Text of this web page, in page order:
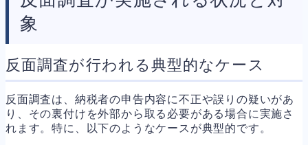
象
反面調査が行われる典型的なケース
反面調査は、納税者の申告内容に不正や誤りの疑いがあ
り、その裏付けを外部から取る必要がある場合に実施さ
れます。特に、以下のようなケースが典型的です。